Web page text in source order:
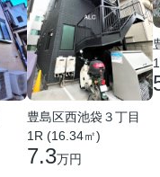
豊島区西池袋３丁目
1R (16.34㎡)
7.3万円